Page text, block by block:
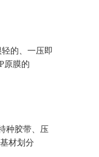
的、一压即
胶带是在BOPP原膜的
种胶带、压
功效适合不同的行业需求。 根据基材划分